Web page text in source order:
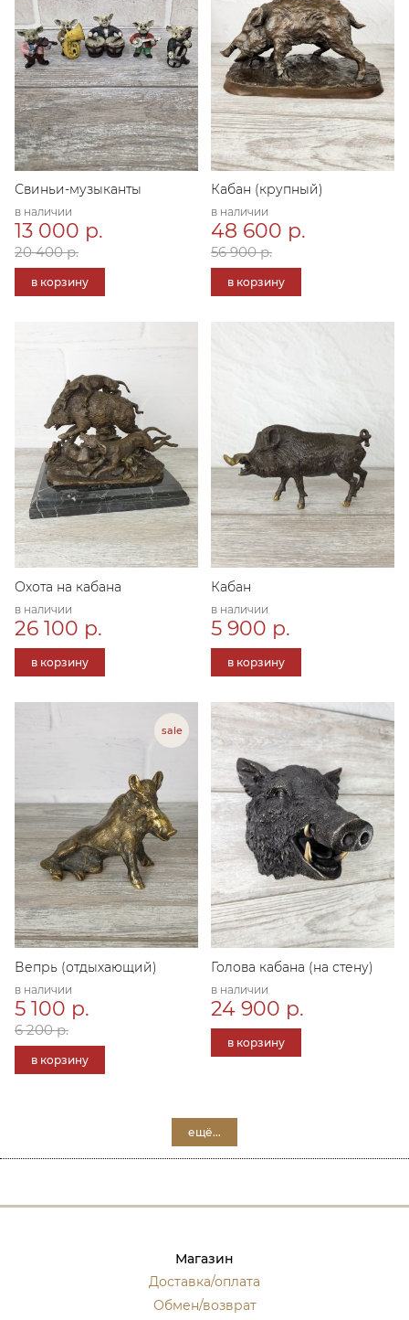
Свиньи-музыканты
в наличии
13 000 р.
20 400 р.
в корзину
Кабан (крупный)
в наличии
48 600 р.
56 900 р.
в корзину
Охота на кабана
в наличии
26 100 р.
в корзину
Кабан
в наличии
5 900 р.
в корзину
Вепрь (отдыхающий)
в наличии
5 100 р.
6 200 р.
в корзину
Голова кабана (на стену)
в наличии
24 900 р.
в корзину
ещё...
Магазин
Доставка/оплата
Обмен/возврат